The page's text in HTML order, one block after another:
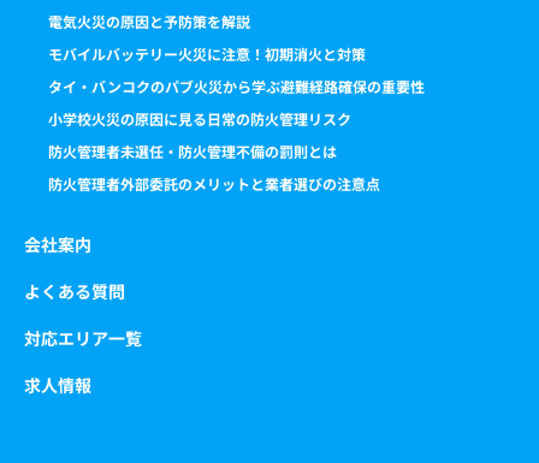
電気火災の原因と予防策を解説
モバイルバッテリー火災に注意！初期消火と対策
タイ・バンコクのパブ火災から学ぶ避難経路確保の重要性
小学校火災の原因に見る日常の防火管理リスク
防火管理者未選任・防火管理不備の罰則とは
防火管理者外部委託のメリットと業者選びの注意点
会社案内
よくある質問
対応エリア一覧
求人情報